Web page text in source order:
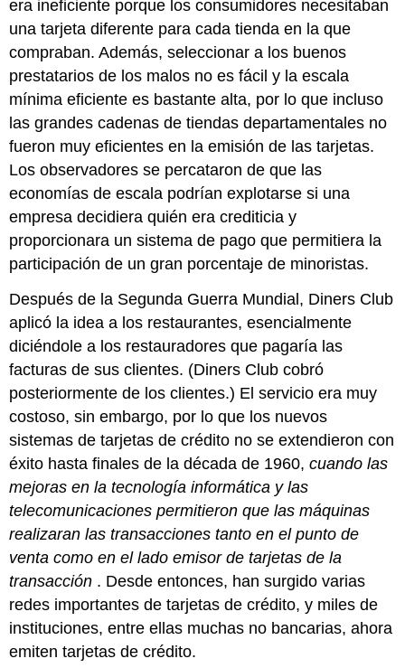
era ineficiente porque los consumidores necesitaban
una tarjeta diferente para cada tienda en la que
compraban. Además, seleccionar a los buenos
prestatarios de los malos no es fácil y la escala
mínima eficiente es bastante alta, por lo que incluso
las grandes cadenas de tiendas departamentales no
fueron muy eficientes en la emisión de las tarjetas.
Los observadores se percataron de que las
economías de escala podrían explotarse si una
empresa decidiera quién era crediticia y
proporcionara un sistema de pago que permitiera la
participación de un gran porcentaje de minoristas.
Después de la Segunda Guerra Mundial, Diners Club
aplicó la idea a los restaurantes, esencialmente
diciéndole a los restauradores que pagaría las
facturas de sus clientes. (Diners Club cobró
posteriormente de los clientes.) El servicio era muy
costoso, sin embargo, por lo que los nuevos
sistemas de tarjetas de crédito no se extendieron con
éxito hasta finales de la década de 1960,cuando las
mejoras en la tecnología informática y las
telecomunicaciones permitieron que las máquinas
realizaran las transacciones tanto en el punto de
venta como en el lado emisor de tarjetas de la
transacción . Desde entonces, han surgido varias
redes importantes de tarjetas de crédito, y miles de
instituciones, entre ellas muchas no bancarias, ahora
emiten tarjetas de crédito.